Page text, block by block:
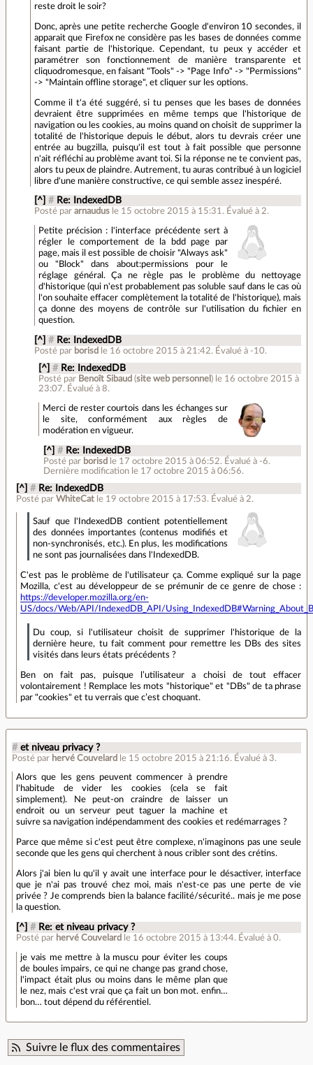
reste droit le soir?
Donc, après une petite recherche Google d'environ 10 secondes, il
apparait que Firefox ne considère pas les bases de données comme
faisant partie de l'historique. Cependant, tu peux y accéder et
paramétrer son fonctionnement de manière transparente et
cliquodromesque, en faisant "Tools" -> "Page Info" -> "Permissions"
-> "Maintain offline storage", et cliquer sur les options.
Comme il t'a été suggéré, si tu penses que les bases de données
devraient être supprimées en même temps que l'historique de
navigation ou les cookies, au moins quand on choisit de supprimer la
totalité de l'historique depuis le début, alors tu devrais créer une
entrée au bugzilla, puisqu'il est tout à fait possible que personne
n'ait réfléchi au problème avant toi. Si la réponse ne te convient pas,
alors tu peux de plaindre. Autrement, tu auras contribué à un logiciel
libre d'une manière constructive, ce qui semble assez inespéré.
[^] # Re: IndexedDB
Posté par arnaudus le 15 octobre 2015 à 15:31 . Évalué à 2.
Petite précision : l'interface précédente sert à
régler le comportement de la bdd page par
page, mais il est possible de choisir "Always ask"
ou "Block" dans about:permissions pour le
réglage général. Ça ne règle pas le problème du nettoyage
d'historique (qui n'est probablement pas soluble sauf dans le cas où
l'on souhaite effacer complètement la totalité de l'historique), mais
ça donne des moyens de contrôle sur l'utilisation du fichier en
question.
[^] # Re: IndexedDB
Posté par borisd le 16 octobre 2015 à 21:42. Évalué à -10.
[^] # Re: IndexedDB
Posté par Benoît Sibaud (site web personnel ) le 16 octobre 2015 à
23:07. Évalué à8.
Merci de rester courtois dans les échanges sur
le site, conformément aux règles de
modération en vigueur.
[^] # Re: IndexedDB
Posté par borisd le 17 octobre 2015 à 06:52. Évalué à -6.
Dernière modification le 17 octobre 2015 à 06:56.
[^] # Re: IndexedDB
Posté parWhiteCat le 19 octobre 2015 à 17:53. Évalué à 2.
Sauf que l'IndexedDB contient potentiellement
des données importantes (contenus modifiés et
non-synchronisés, etc.). En plus, les modifications
ne sont pas journalisées dans l'IndexedDB.
C'est pas le problème de l'utilisateur ça. Comme expliqué sur la page
Mozilla, c'est au développeur de se prémunir de ce genre de chose :
https://developer.mozilla.org/en-
US/docs/Web/API/IndexedDB_API/
Du coup, si l'utilisateur choisit de supprimer l'historique de la
dernière heure, tu fait comment pour remettre les DBs des sites
visités dans leurs états précédents ?
Ben on fait pas, puisque l’utilisateur a choisi de tout effacer
volontairement ! Remplace les mots "historique" et "DBs" de ta phrase
par "cookies" et tu verrais que c’est choquant.
# et niveau privacy ?
Posté par hervé Couvelard le 15 octobre 2015 à 21:16. Évalué à 3.
Alors que les gens peuvent commencer à prendre
l'habitude de vider les cookies (cela se fait
simplement). Ne peut-on craindre de laisser un
endroit ou un serveur peut taguer la machine et
suivre sa navigation indépendamment des cookies et redémarrages ?
Parce que même si c'est peut être complexe, n'imaginons pas une seule
seconde que les gens qui cherchent à nous cribler sont des crétins.
Alors j'ai bien lu qu'il y avait une interface pour le désactiver, interface
que je n'ai pas trouvé chez moi, mais n'est-ce pas une perte de vie
privée ? Je comprends bien la balance facilité/sécurité.. mais je me pose
la question.
[^] # Re: et niveau privacy ?
Posté par hervé Couvelard le 16 octobre 2015 à 13:44. Évalué à0.
je vais me mettre à la muscu pour éviter les coups
de boules impairs, ce qui ne change pas grand chose,
l'impact était plus ou moins dans le même plan que
le nez, mais c'est vrai que ça fait un bon mot. enfin…
bon… tout dépend du référentiel.
Suivre le flux des commentaires